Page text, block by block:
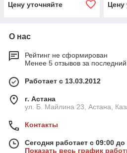
Цену уточняйте
Цену
О нас
Рейтинг не сформирован
Менее 5 отзывов за последний
Работает с 13.03.2012
г. Астана
ул. Б. Майлина 23, Астана,
Контакты
Сегодня работает с 09:00 до
Показать весь график